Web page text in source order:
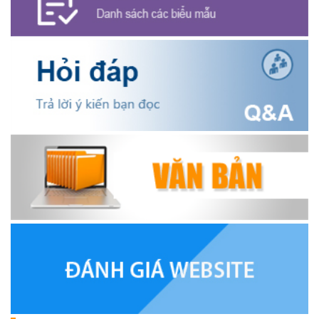
HỘI NÔNG DÂN XÃ CƯ M’GAR ĐẠI DIỆN TỈNH ĐẮK LẮK QUẢNG
BÁ SẢN PHẨM OCOP TẠI TUẦN LỄ NÔNG SẢN VÀ SẢN PHẨM
OCOP TỈNH KHÁNH HÒA NĂM 2026
(18/07/2026)
Đoàn viên thanh niên và các tầng lớp Nhân dân xã Cư M'gar tích
cực tham gia hưởng ngày hội hiến máu tình nguyện đợt II năm
2026.
(17/07/2026)
HƯỞNG ỨNG CUỘC THI TRỰC TUYẾN CỦA HỘI NÔNG DÂN XÃ
CƯ M’GAR – LAN TỎA TRI THỨC, VỮNG BƯỚC CÙNG NÔNG
DÂN VIỆT NAM!
TRIỂN KHAI, GIAO NHIỆM VỤ TÌM KIẾM, QUY TẬP VÀ XÁC ĐỊNH